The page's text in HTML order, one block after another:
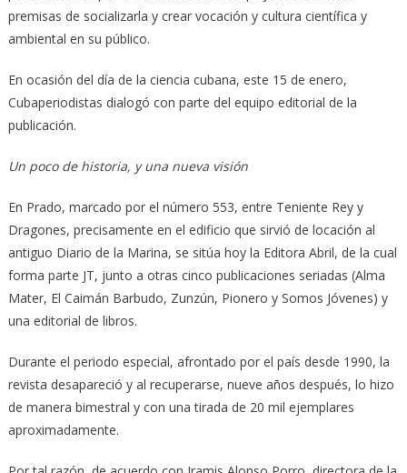
premisas de socializarla y crear vocación y cultura científica y
ambiental en su público.
En ocasión del día de la ciencia cubana, este 15 de enero,
Cubaperiodistas dialogó con parte del equipo editorial de la
publicación.
Un poco de historia, y una nueva visión
En Prado, marcado por el número 553, entre Teniente Rey y
Dragones, precisamente en el edificio que sirvió de locación al
antiguo Diario de la Marina, se sitúa hoy la Editora Abril, de la cual
forma parte JT, junto a otras cinco publicaciones seriadas (Alma
Mater, El Caimán Barbudo, Zunzún, Pionero y Somos Jóvenes) y
una editorial de libros.
Durante el periodo especial, afrontado por el país desde 1990, la
revista desapareció y al recuperarse, nueve años después, lo hizo
de manera bimestral y con una tirada de 20 mil ejemplares
aproximadamente.